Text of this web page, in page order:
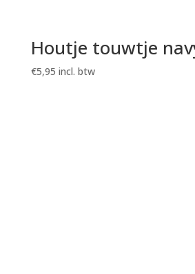
Houtje touwtje
€5,95 incl. btw